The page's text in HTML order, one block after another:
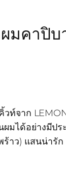
มคาปิบ
ท์จาก
มได้อย่างมีป
ร้าว) แสนน่ารั